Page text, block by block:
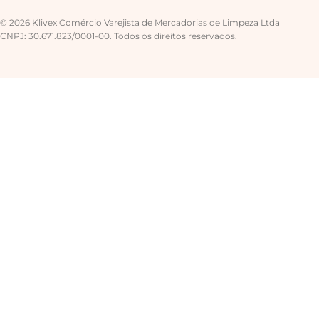
© 2026 Klivex Comércio Varejista de Mercadorias de Limpeza Ltda
CNPJ: 30.671.823/0001-00. Todos os direitos reservados.